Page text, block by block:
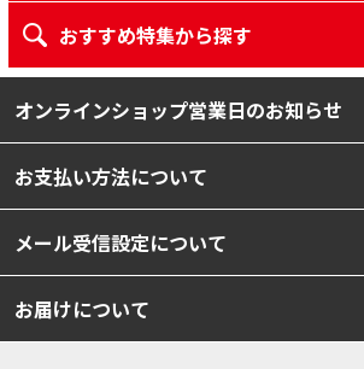
おすすめ特集から探す
オンラインショップ営業日のお知らせ
お支払い方法について
メール受信設定について
お届けについて